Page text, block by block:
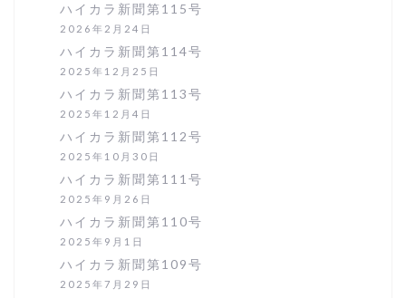
ハイカラ新聞第115号
2026年2月24日
ハイカラ新聞第114号
2025年12月25日
ハイカラ新聞第113号
2025年12月4日
ハイカラ新聞第112号
2025年10月30日
ハイカラ新聞第111号
2025年9月26日
ハイカラ新聞第110号
2025年9月1日
ハイカラ新聞第109号
2025年7月29日